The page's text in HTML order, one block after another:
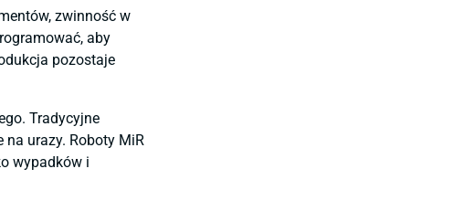
zwinność w
aby
pozostaje
Tradycyjne
na urazy. Roboty MiR
wypadków i